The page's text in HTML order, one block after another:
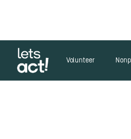
Volunteer